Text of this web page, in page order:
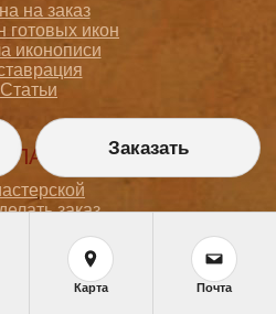
на заказ
готовых икон
иконописи
Статьи
заказ
персональных данных
персональных данных
Заказать
Карта Почта